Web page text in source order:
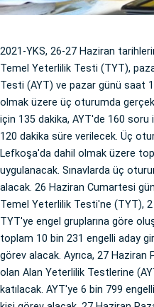
2021-YKS, 26-27 Haziran
Temel Yeterlilik Testi (TYT),
Testi (AYT) ve pazar günü saat
olmak üzere üç oturumda
için 135 dakika, AYT'de 160
120 dakika süre verilecek. Üç
Lefkoşa'da dahil olmak üzere
uygulanacak. Sınavlarda üç
alacak. 26 Haziran Cumartesi
Temel Yeterlilik Testi'ne (TYT),
TYT'ye engel gruplarına göre
toplam 10 bin 231 engelli aday
görev alacak. Ayrıca, 27 Haziran
olan Alan Yeterlilik Testlerine
katılacak. AYT'ye 6 bin 799